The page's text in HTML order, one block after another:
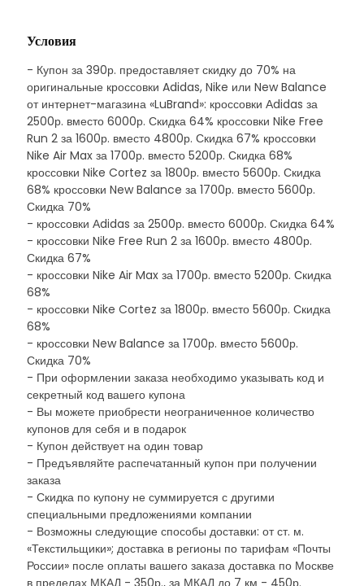
Условия
- Купон за 390р. предоставляет скидку до 70% на
оригинальные кроссовки Adidas, Nike или New Balance
от интернет-магазина «LuBrand»: кроссовки Аdidas за
2500р. вместо 6000р. Скидка 64% кроссовки Nike Free
Run 2 за 1600р. вместо 4800р. Скидка 67% кроссовки
Nike Air Max за 1700р. вместо 5200р. Скидка 68%
кроссовки Nike Cortez за 1800р. вместо 5600р. Скидка
68% кроссовки New Balance за 1700р. вместо 5600р.
Скидка 70%
- кроссовки Аdidas за 2500р. вместо 6000р. Скидка 64%
- кроссовки Nike Free Run 2 за 1600р. вместо 4800р.
Скидка 67%
- кроссовки Nike Air Max за 1700р. вместо 5200р. Скидка
68%
- кроссовки Nike Cortez за 1800р. вместо 5600р. Скидка
68%
- кроссовки New Balance за 1700р. вместо 5600р.
Скидка 70%
- При оформлении заказа необходимо указывать код и
секретный код вашего купона
- Вы можете приобрести неограниченное количество
купонов для себя и в подарок
- Купон действует на один товар
- Предъявляйте распечатанный купон при получении
заказа
- Скидка по купону не суммируется с другими
специальными предложениями компании
- Возможны следующие способы доставки: от ст. м.
«Текстильщики»; доставка в регионы по тарифам «Почты
России» после оплаты вашего заказа доставка по Москве
в пределах МКАД - 350р., за МКАД до 7 км - 450р.